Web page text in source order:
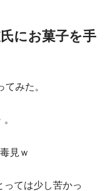
にお菓子を手
みた。
見ｗ
っては少し苦かっ